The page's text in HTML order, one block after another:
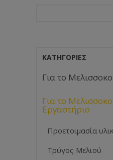
ΚΑΤΗΓΟΡΊΕΣ
Για το
Για το
Εργαστήριο
Προετοιμασία
Τρύγος Μελιού